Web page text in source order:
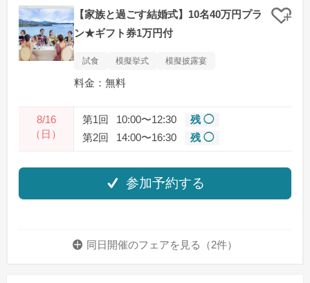
【家族と過ごす結婚式】10名40万円プラ
ン★ギフト券1万円付
クリ
試食 模擬挙式 模擬披露宴
料金：無料
8/16
（日）
第1回 10:00〜12:30
残 ◯
第2回
14:00〜16:30 残 ◯
参加予約する
同日開催のフェアを 見る（2件）